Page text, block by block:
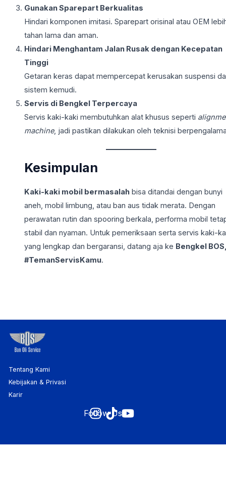
Gunakan Sparepart Berkualitas
Hindari komponen imitasi. Sparepart orisinal atau OEM
tahan lama dan aman.
Hindari Menghantam Jalan Rusak dengan Kecepatan
Tinggi
Getaran keras dapat mempercepat kerusakan suspensi
sistem kemudi.
Servis di Bengkel Terpercaya
Servis kaki-kaki membutuhkan alat khusus seperti
machine, jadi pastikan dilakukan oleh teknisi
Kesimpulan
Kaki-kaki mobil bermasalahbisa ditandai dengan bunyi
aneh, mobil limbung, atau ban aus tidak merata. Dengan
perawatan rutin dan spooring berkala, performa mobil
stabil dan nyaman. Untuk pemeriksaan serta servis kaki-
yang lengkap dan bergaransi, datang aja ke Bengkel
#TemanServisKamu.
Tentang Kami
Kebijakan & Privasi
Karir
Follow Us